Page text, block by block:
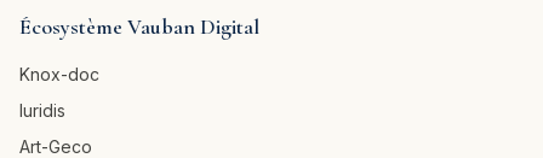
Écosystème Vauban Digital
Knox-doc
Iuridis
Art-Geco